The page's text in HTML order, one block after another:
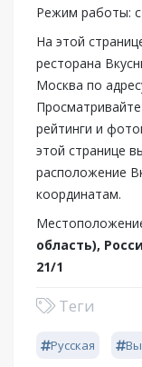
Режим работы: с
На этой
ресторана
Москва по
рейтинги и
этой странице
расположение
координатам.
область),
21/1
Теги
Русская